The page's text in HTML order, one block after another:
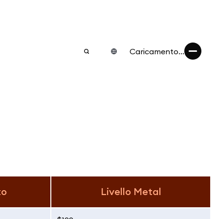
Caricamento...
Livello Metal